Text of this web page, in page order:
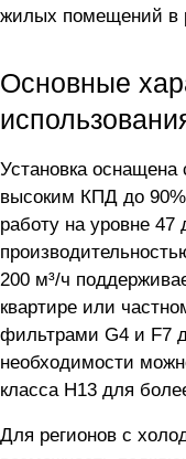
жилых помещений в
Основные
Установка
высоким КПД до
работу на уровне
200 м³/ч
квартире или
фильтрами G4 и F7
необходимости
класса H13 для
Для регионов с